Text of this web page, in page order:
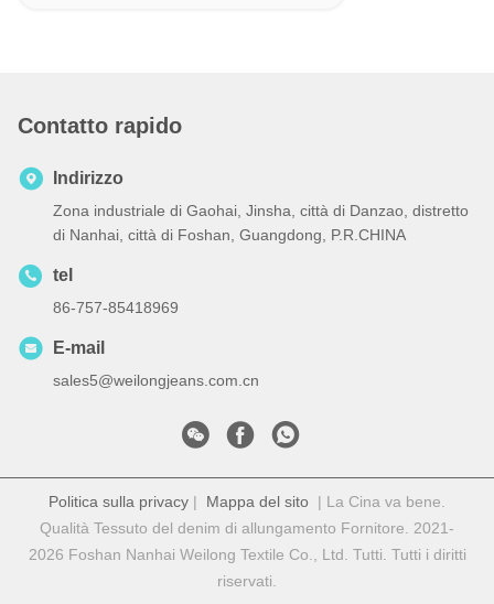
Contatto rapido
Indirizzo
Zona industriale di Gaohai, Jinsha, città di Danzao, distretto
di Nanhai, città di Foshan, Guangdong, P.R.CHINA
tel
86-757-85418969
E-mail
sales5@weilongjeans.com.cn
Politica sulla privacy | Mappa del sito | La Cina va bene.
Qualità Tessuto del denim di allungamento Fornitore. 2021-
2026 Foshan Nanhai Weilong Textile Co., Ltd. Tutti. Tutti i diritti
riservati.